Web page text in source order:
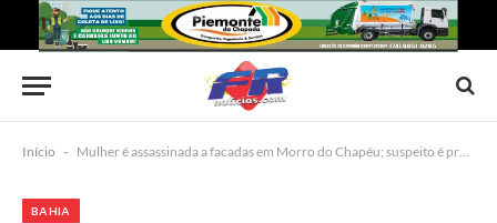
Início - Mulher é assassinada a facadas em Morro do Chapéu; suspeito é preso pela PM
BAHIA